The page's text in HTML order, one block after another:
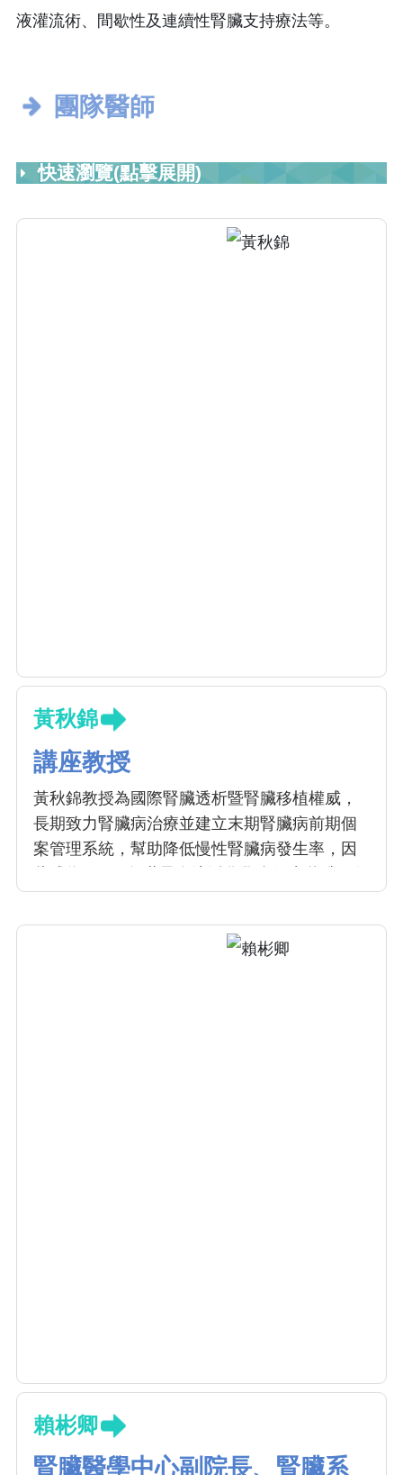
液灌流術、間歇性及連續性腎臟支持療法等。
團隊醫師
快速瀏覽(點擊展開)
黃秋錦
講座教授
黃秋錦教授為國際腎臟透析暨腎臟移植權威，
長期致力腎臟病治療並建立末期腎臟病前期個
案管理系統，幫助降低慢性腎臟病發生率，因
醫師。黃秋錦教授在血液及腹膜透析、腎臟移
植以及各種腎臟疾病的診治經驗豐富，是國際
賴彬卿
腎臟醫學中心副院長、腎臟系